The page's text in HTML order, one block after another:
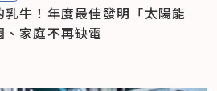
牛！年度最佳發明「太陽能
家庭不再缺電